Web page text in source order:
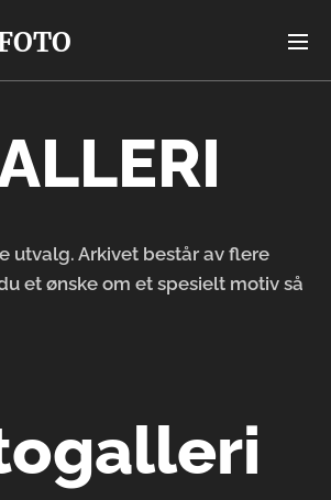
utvalg. Arkivet består av flere
et ønske om et spesielt motiv så